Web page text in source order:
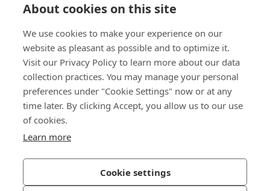
About cookies on this site
We use cookies to make your experience on our
website as pleasant as possible and to optimize it.
Visit our Privacy Policy to learn more about our data
collection practices. You may manage your personal
preferences under "Cookie Settings" now or at any
time later. By clicking Accept, you allow us to our use
of cookies.
Learn more
Cookie settings
Chi siamo
Bossard SA
Steinhauserstrasse 70
6301 Zug
Informativa sulla privacy